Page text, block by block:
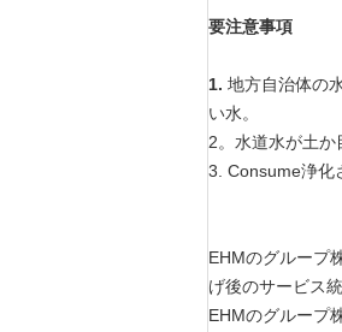
要注意事項
1. 地方自治体の
い水。
2。水道水が土か
3. Consume浄化
EHMのグループ
げ後のサービス
EHMのグループ